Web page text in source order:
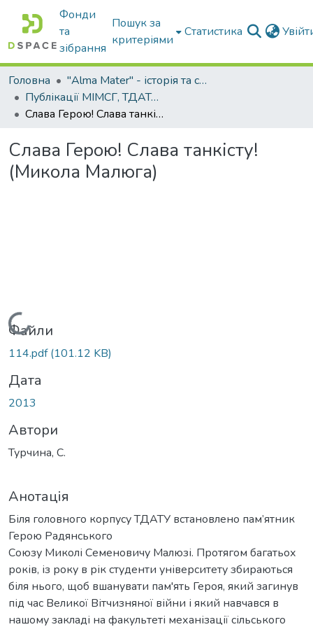
Фонди
та
зібрання
Пошук за
критеріями
Статистика
Головна
"Alma Mater" - історія та сьогодення Університету
Публікації МІМСГ, ТДАТА, ТДАТУ
Слава Герою! Слава танкісту!(Микола Малюга)
Слава Герою! Слава танкісту!
(Микола Малюга)
Вантажиться...
Файли
114.pdf(101.12 KB)
Дата
2013
Автори
Турчина, С.
Анотація
Біля головного корпусу ТДАТУ встановлено пам’ятник
Герою Радянського
Союзу Миколі Семеновичу Малюзі. Протягом багатьох
років, із року в рік студенти університету збираються
біля нього, щоб вшанувати пам'ять Героя, який загинув
під час Великої Вітчизняної війни і який навчався в
нашому закладі на факультеті механізації сільського